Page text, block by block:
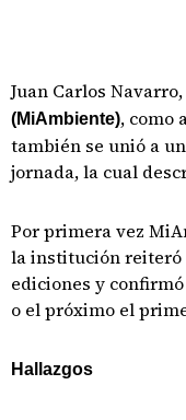
Juan Carlos
(MiAmbiente), como
también se unió a
jornada, la cual
Por primera vez
la institución reiteró
ediciones y
o el próximo el
Hallazgos